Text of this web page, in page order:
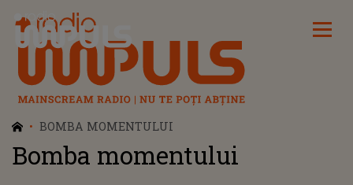
Radio Impuls
BOMBA MOMENTULUI
Bomba momentului